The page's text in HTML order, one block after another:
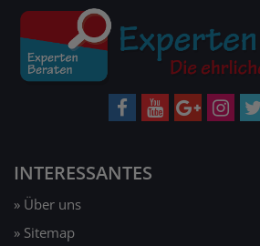
INTERESSANTES
» Über uns
» Sitemap